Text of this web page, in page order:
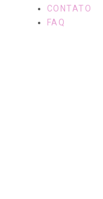
CONTATO
FAQ